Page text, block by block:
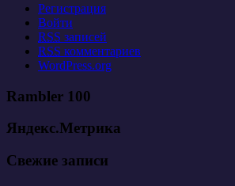
Регистрация
Войти
RSS записей
RSS комментариев
WordPress.org
Rambler 100
Яндекс.Метрика
Свежие записи